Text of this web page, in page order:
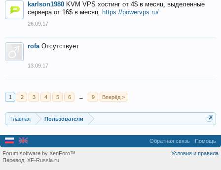
karlson1980 KVM VPS хостинг от 4$ в месяц, выделенные
сервера от 16$ в месяц. https://powervps.ru/
26.09.17
rofa Отсутствует
13.09.17
1 2 3 4 5 6 → 9 Вперёд >
Главная Пользователи
Обратная связь Помощь
Условия и правила
Forum software by XenForo™
Перевод: XF-Russia.ru